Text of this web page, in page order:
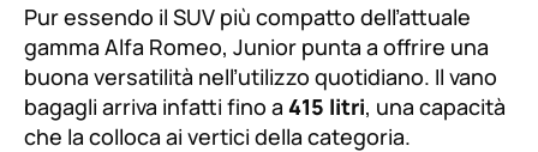
Pur essendo il SUV più compatto dell’attuale
gamma Alfa Romeo, Junior punta a offrire una
buona versatilità nell’utilizzo quotidiano. Il vano
bagagli arriva infatti fino a 415 litri, una capacità
che la colloca ai vertici della categoria.